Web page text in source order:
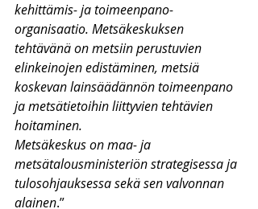
kehittämis- ja toimeenpano-
organisaatio. Metsäkeskuksen
tehtävänä on metsiin perustuvien
elinkeinojen edistäminen, metsiä
koskevan lainsäädännön toimeenpano
ja metsätietoihin liittyvien tehtävien
hoitaminen.
Metsäkeskus on maa- ja
metsätalousministeriön strategisessa ja
tulosohjauksessa sekä sen valvonnan
alainen.”